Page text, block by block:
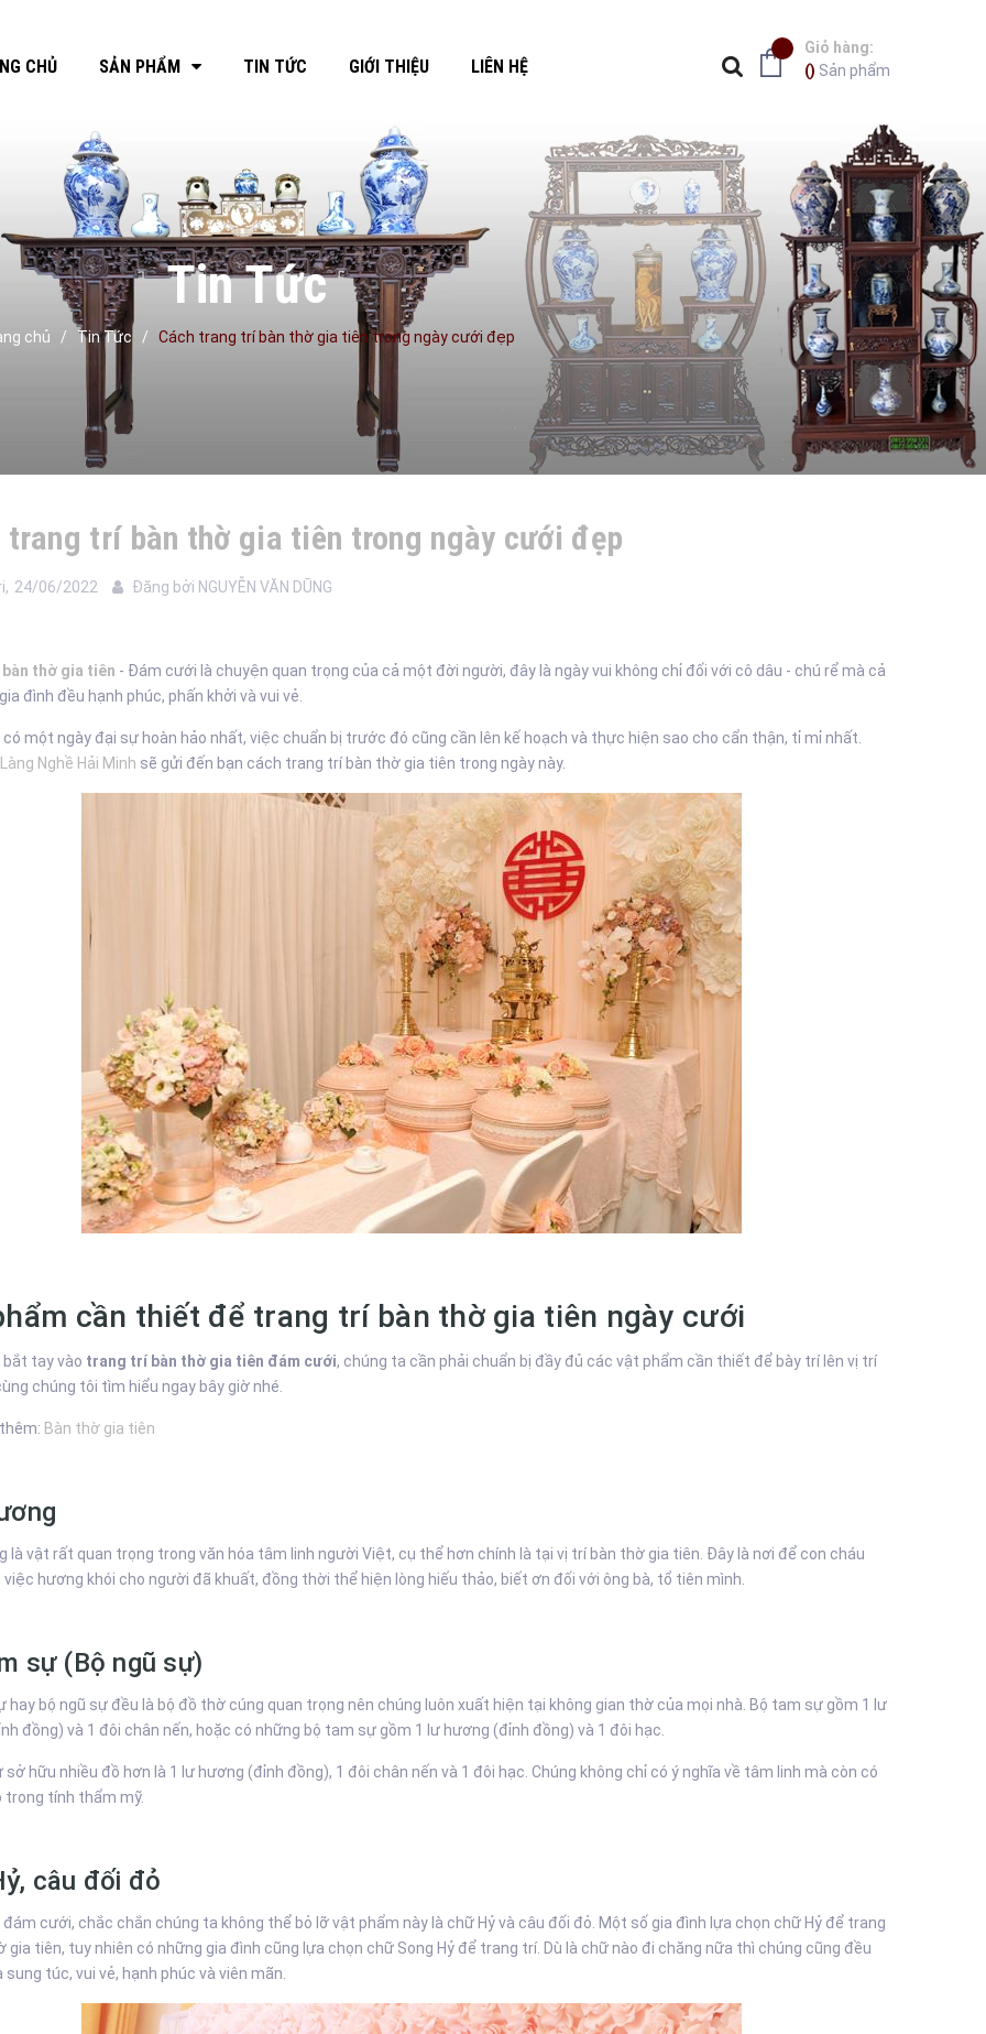
CHỦ SẢN PHẨM TIN TỨC GIỚI THIỆU LIÊN HỆ
Giỏ hàng:
() Sản phẩm
Tin Tức
chủ / Tin Tức / Cách trang trí bàn thờ gia tiên trong ngày cưới đẹp
trang trí bàn thờ gia tiên trong ngày cưới đẹp
24/06/2022 Đăng bởi NGUYỄN VĂN DŨNG
thờ gia tiên - Đám cưới là chuyện quan trọng của cả một đời người, đây là ngày vui không chỉ đối với cô dâu - chú rể mà cả
đình đều hạnh phúc, phấn khởi và vui vẻ.
một ngày đại sự hoàn hảo nhất, việc chuẩn bị trước đó cũng cần lên kế hoạch và thực hiện sao cho cẩn thận, tỉ mỉ nhất.
Làng Nghề Hải Minh sẽ gửi đến bạn cách trang trí bàn thờ gia tiên trong ngày này.
cần thiết để trang trí bàn thờ gia tiên ngày cưới
tay vào trang trí bàn thờ gia tiên đám cưới, chúng ta cần phải chuẩn bị đầy đủ các vật phẩm cần thiết để bày trí lên vị trí
chúng tôi tìm hiểu ngay bây giờ nhé.
Bàn thờ gia tiên
là vật rất quan trọng trong văn hóa tâm linh người Việt, cụ thể hơn chính là tại vị trí bàn thờ gia tiên. Đây là nơi để con cháu
hương khói cho người đã khuất, đồng thời thể hiện lòng hiếu thảo, biết ơn đối với ông bà, tổ tiên mình.
sự (Bộ ngũ sự)
hay bộ ngũ sự đều là bộ đồ thờ cúng quan trọng nên chúng luôn xuất hiện tại không gian thờ của mọi nhà. Bộ tam sự gồm 1 lư
đồng) và 1 đôi chân nến, hoặc có những bộ tam sự gồm 1 lư hương (đỉnh đồng) và 1 đôi hạc.
sở hữu nhiều đồ hơn là 1 lư hương (đỉnh đồng), 1 đôi chân nến và 1 đôi hạc. Chúng không chỉ có ý nghĩa về tâm linh mà còn có
trong tính thẩm mỹ.
câu đối đỏ
đám cưới, chắc chắn chúng ta không thể bỏ lỡ vật phẩm này là chữ Hỷ và câu đối đỏ. Một số gia đình lựa chọn chữ Hỷ để trang
gia tiên, tuy nhiên có những gia đình cũng lựa chọn chữ Song Hỷ để trang trí. Dù là chữ nào đi chăng nữa thì chúng cũng đều
sung túc, vui vẻ, hạnh phúc và viên mãn.